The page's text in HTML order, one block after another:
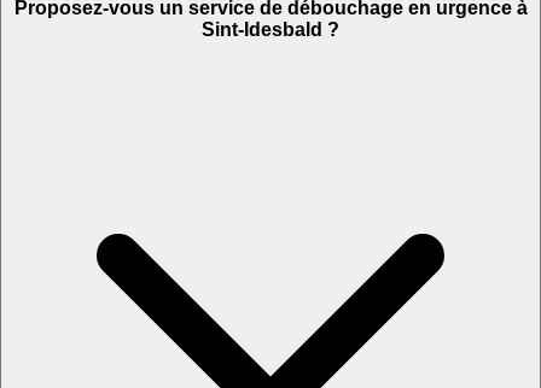
Proposez-vous un service de débouchage en urgence à
Sint-Idesbald ?